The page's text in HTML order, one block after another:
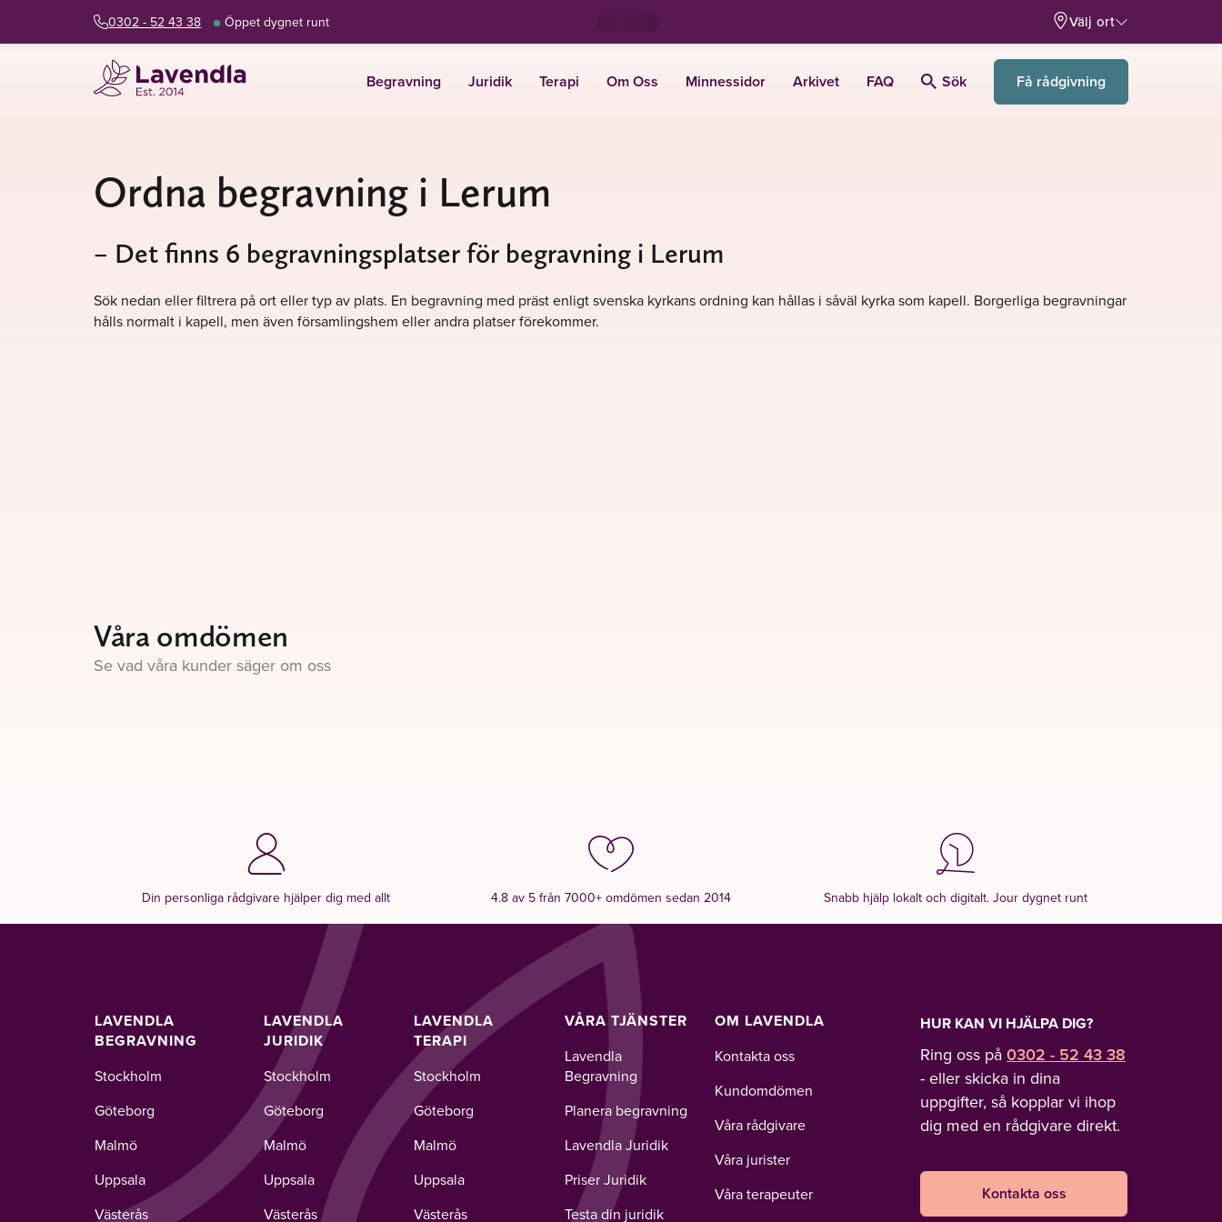
0302 - 52 43 38 Öppet dygnet runt Välj ort
Begravning Juridik Terapi Om Oss Minnessidor Arkivet FAQ Sök Få rådgivning
Ordna begravning i Lerum
– Det finns 6 begravningsplatser för begravning i Lerum
Sök nedan eller filtrera på ort eller typ av plats. En begravning med präst enligt svenska kyrkans ordning kan hållas i såväl kyrka som kapell. Borgerliga begravningar
hålls normalt i kapell, men även församlingshem eller andra platser förekommer.
Våra omdömen
Se vad våra kunder säger om oss
Din personliga rådgivare hjälper dig med allt 4.8 av 5 från 7000+ omdömen sedan 2014 Snabb hjälp lokalt och digitalt. Jour dygnet runt
LAVENDLA
BEGRAVNING
Stockholm
Göteborg
Malmö
Uppsala
Västerås
LAVENDLA
JURIDIK
Stockholm
Göteborg
Malmö
Uppsala
Västerås
LAVENDLA
TERAPI
Stockholm
Göteborg
Malmö
Uppsala
Västerås
VÅRA TJÄNSTER
Lavendla
Begravning
Planera begravning
Lavendla Juridik
Priser Juridik
Testa din juridik
OM LAVENDLA
Kontakta oss
Kundomdömen
Våra rådgivare
Våra jurister
Våra terapeuter
HUR KAN VI HJÄLPA DIG?
Ring oss på 0302 - 52 43 38
- eller skicka in dina
uppgifter, så kopplar vi ihop
dig med en rådgivare direkt.
Kontakta oss